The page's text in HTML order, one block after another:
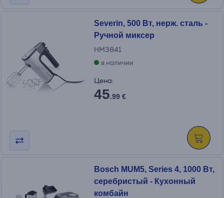
Severin, 500 Вт, нерж. сталь -
Ручной миксер
HM3841
в наличии
Цена:
45.99 €
Bosch MUM5, Series 4, 1000 Вт,
серебристый - Кухонный
комбайн